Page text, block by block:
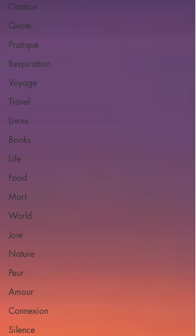
Citation
Quote
Pratique
Respiration
Voyage
Travel
Livres
Books
Life
Food
Mort
World
Joie
Nature
Peur
Amour
Connexion
Silence